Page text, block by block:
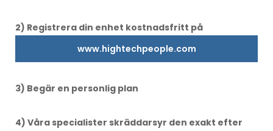
2) Registrera din enhet kostnadsfritt på
www.hightechpeople.com
3) Begär en personlig plan
4) Våra specialister skräddarsyr den exakt efter